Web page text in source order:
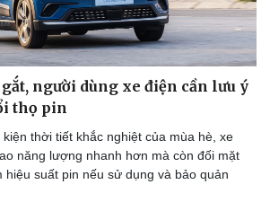
người dùng xe điện cần lưu ý
thọ pin
kiện thời tiết khắc nghiệt của mùa hè, xe
năng lượng nhanh hơn mà còn đối mặt
hiệu suất pin nếu sử dụng và bảo quản